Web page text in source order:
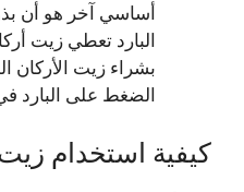
أساسي آخر هو أن
البارد تعطي زيت
بشراء زيت الأركان
الضغط على البارد
كيفية استخدام